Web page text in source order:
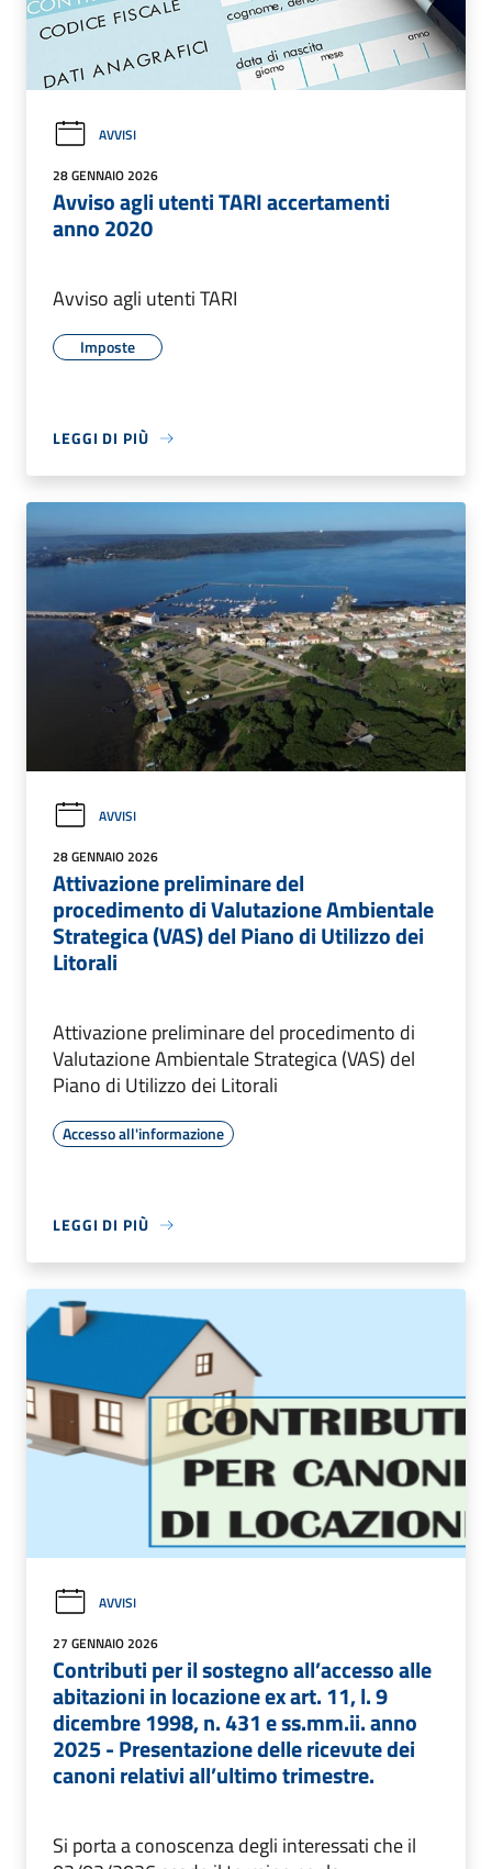
AVVISI
28 GENNAIO 2026
Avviso agli utenti TARI accertamenti
anno 2020
Avviso agli utenti TARI
Imposte
LEGGI DI PIÙ
AVVISI
28 GENNAIO 2026
Attivazione preliminare del
procedimento di Valutazione Ambientale
Strategica (VAS) del Piano di Utilizzo dei
Litorali
Attivazione preliminare del procedimento di
Valutazione Ambientale Strategica (VAS) del
Piano di Utilizzo dei Litorali
Accesso all'informazione
LEGGI DI PIÙ
AVVISI
27 GENNAIO 2026
Contributi per il sostegno all’accesso alle
abitazioni in locazione ex art. 11, l. 9
dicembre 1998, n. 431 e ss.mm.ii. anno
2025 - Presentazione delle ricevute dei
canoni relativi all’ultimo trimestre.
Si porta a conoscenza degli interessati che il